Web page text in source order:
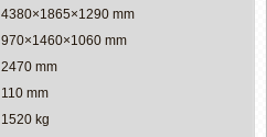
4380×1865×1290 mm
970×1460×1060 mm
2470 mm
110 mm
1520 kg